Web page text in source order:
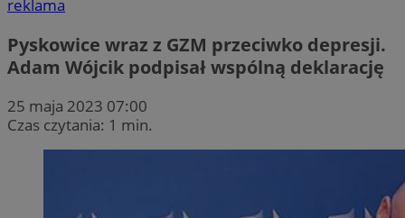
reklama
Pyskowice wraz z GZM przeciwko depresji.
Adam Wójcik podpisał wspólną deklarację
25 maja 2023 07:00
Czas czytania: 1 min.